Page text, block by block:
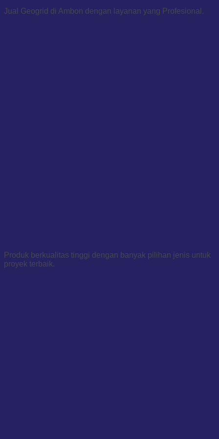
Jual Geogrid di Ambon dengan layanan yang Profesional.
Produk berkualitas tinggi dengan banyak pilihan jenis untuk
proyek terbaik.